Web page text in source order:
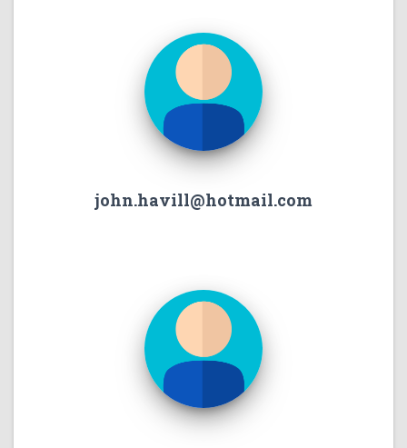
john.havill@hotmail.com